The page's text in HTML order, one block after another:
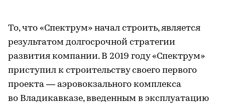
То, что «Спектрум» начал строить, является
результатом долгосрочной стратегии
развития компании. В 2019 году «Спектрум»
приступил к строительству своего первого
проекта — аэровокзального комплекса
во Владикавказе, введенным в эксплуатацию